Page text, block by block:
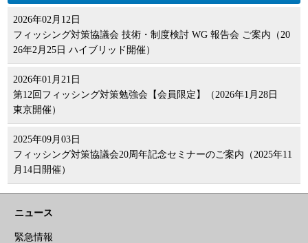
2026年02月12日
フィッシング対策協議会 技術・制度検討 WG 報告会 ご案内（20
26年2月25日 ハイブリッド開催）
2026年01月21日
第12回フィッシング対策勉強会【会員限定】（2026年1月28日
東京開催）
2025年09月03日
フィッシング対策協議会20周年記念セミナーのご案内（2025年11
月14日開催）
ニュース
緊急情報